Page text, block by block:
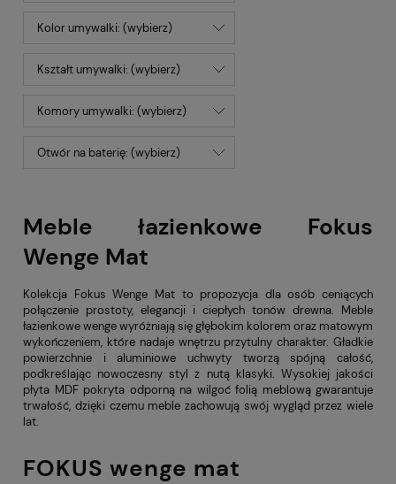
Kolor umywalki: (wybierz)
Kształt umywalki: (wybierz)
Komory umywalki: (wybierz)
Otwór na baterię: (wybierz)
Meble łazienkowe Fokus
Wenge Mat
Kolekcja Fokus Wenge Mat to propozycja dla osób ceniących
połączenie prostoty, elegancji i ciepłych tonów drewna. Meble
łazienkowe wenge wyróżniają się głębokim kolorem oraz matowym
wykończeniem, które nadaje wnętrzu przytulny charakter. Gładkie
powierzchnie i aluminiowe uchwyty tworzą spójną całość,
podkreślając nowoczesny styl z nutą klasyki. Wysokiej jakości
płyta MDF pokryta odporną na wilgoć folią meblową gwarantuje
trwałość, dzięki czemu meble zachowują swój wygląd przez wiele
lat.
FOKUS wenge mat